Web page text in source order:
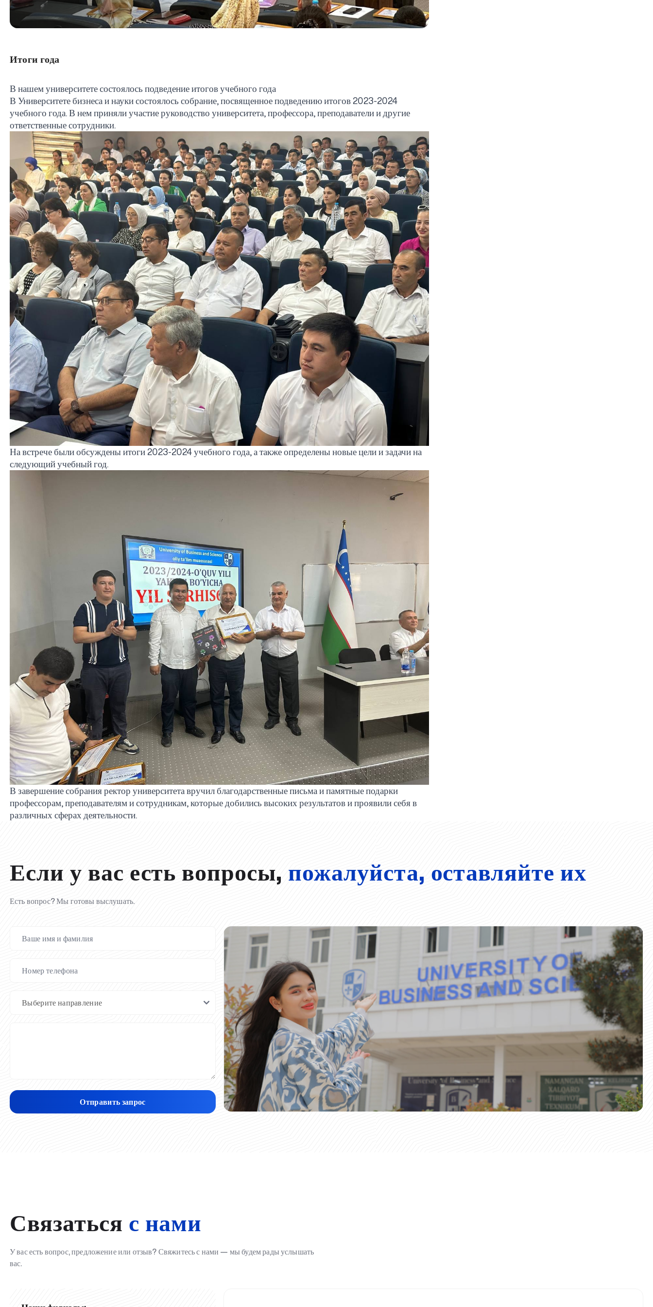
Итоги года
В нашем университете состоялось подведение итогов учебного года
В Университете бизнеса и науки состоялось собрание, посвященное подведению итогов 2023-2024
учебного года. В нем приняли участие руководство университета, профессора, преподаватели и другие
ответственные сотрудники.
На встрече были обсуждены итоги 2023-2024 учебного года, а также определены новые цели и задачи на
следующий учебный год.
В завершение собрания ректор университета вручил благодарственные письма и памятные подарки
профессорам, преподавателям и сотрудникам, которые добились высоких результатов и проявили себя в
различных сферах деятельности.
Если у вас есть вопросы, пожалуйста, оставляйте их
Есть вопрос? Мы готовы выслушать.
Отправить запрос
Связаться с нами
У вас есть вопрос, предложение или отзыв? Свяжитесь с нами — мы будем рады услышать
вас.